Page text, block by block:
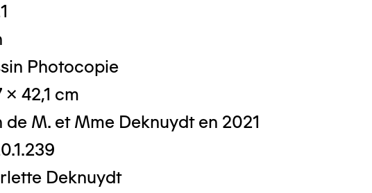
Photocopie
x 42,1 cm
de M. et Mme Deknuydt en 2021
Deknuydt